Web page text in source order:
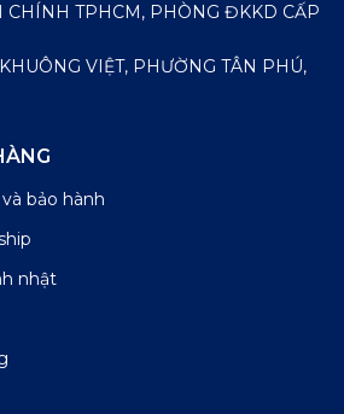
CHÍNH TPHCM, PHÒNG ĐKKD CẤP
VIỆT, PHƯỜNG TÂN PHÚ,
bảo hành
nhật